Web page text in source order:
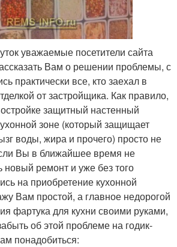
уважаемые посетители сайта
Вам о решении проблемы, с
практически все, кто заехал в
от застройщика. Как правило,
защитный настенный
зоне (который защищает
воды, жира и прочего) просто не
Вы в ближайшее время не
новый ремонт и уже без того
на приобретение кухонной
Вам простой, а главное недорогой
фартука для кухни своими руками,
об этой проблеме на годик-
понадобиться: